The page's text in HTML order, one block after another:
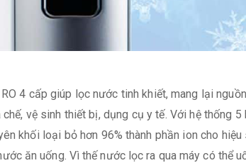
4 cấp giúp lọc nước tinh khiết, mang lại
vệ sinh thiết bị, dụng cụ y tế. Với hệ thống
khối loại bỏ hơn 96% thành phần ion cho
ăn uống. Vì thế nước lọc ra qua máy có thể